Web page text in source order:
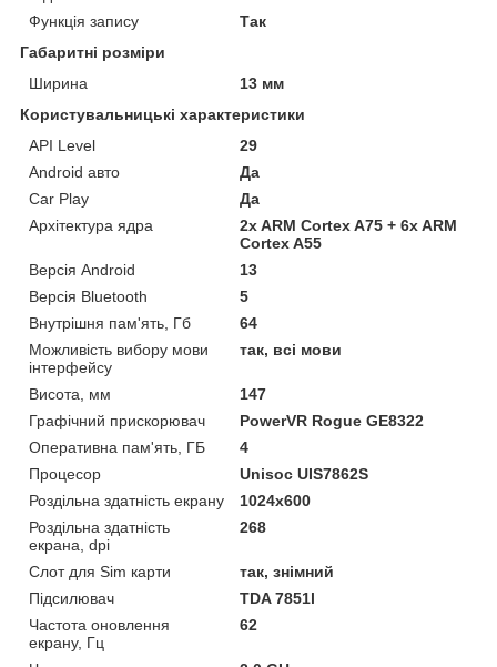
Функція запису
Так
Габаритні розміри
Ширина
13 мм
Користувальницькі характеристики
API Level
29
Android авто
Да
Car Play
Да
Архітектура ядра
2x ARM Cortex A75 + 6x ARM
Cortex A55
Версія Android
13
Версія Bluetooth
5
Внутрішня пам'ять, Гб
64
Можливість вибору мови
інтерфейсу
так, всі мови
Висота, мм
147
Графічний прискорювач
PowerVR Rogue GE8322
Оперативна пам'ять, ГБ
4
Процесор
Unisoc UIS7862S
Роздільна здатність екрану
1024х600
Роздільна здатність
екрана, dpi
268
Слот для Sim карти
так, знімний
Підсилювач
TDA 7851l
Частота оновлення
екрану, Гц
62